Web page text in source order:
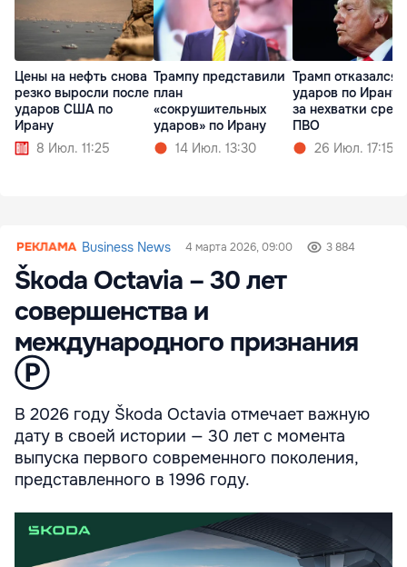
Цены на нефть снова
резко выросли после
ударов США по
Ирану
8 Июл. 11:25
Трампу представили
план
«сокрушительных
ударов» по Ирану
14 Июл. 13:30
Трамп отказался
ударов по Ирану
за нехватки
ПВО
26 Июл. 17:15
Business News 4 марта 2026, 09:00 3 884
Škoda Octavia – 30 лет
совершенства и
международного признания
Ⓟ
В 2026 году Škoda Octavia отмечает важную
дату в своей истории — 30 лет с момента
выпуска первого современного поколения,
представленного в 1996 году.